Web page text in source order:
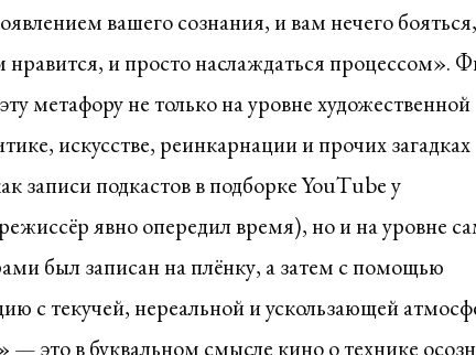
вашего сознания, и вам нечего
нравится, и просто наслаждаться процессом».
метафору не только на уровне художественной
искусстве, реинкарнации и прочих загадках
записи подкастов в подборке YouTube у
явно опередил время), но и на уровне
был записан на плёнку, а затем с помощью
с текучей, нереальной и ускользающей
это в буквальном смысле кино о технике